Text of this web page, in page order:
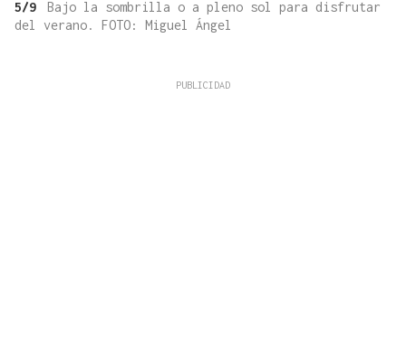
5/9
Bajo la sombrilla o a pleno sol para disfrutar
del verano. FOTO: Miguel Ángel